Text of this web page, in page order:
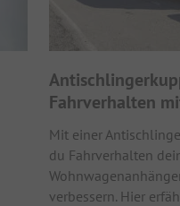
Fahrverhalten
Mit einer
du Fahrverhalten
verbessern. Hier